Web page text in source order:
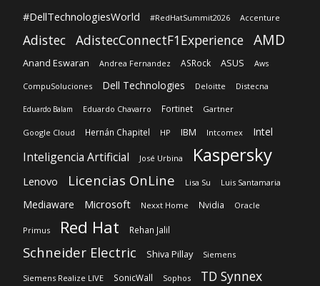
#DellTechnologiesWorld #RedHatSummit2026 Accenture
Adistec AdistecConnectF1Experience AMD
Anand Eswaran Andrea Fernandez ASRock ASUS Aws
CompuSoluciones Dell Technologies Deloitte Distecna
Eduardo Balam Eduardo Chavarro Fortinet Gartner
Google Cloud Hernán Chapitel HP IBM Intcomex Intel
Inteligencia Artificial José Urbina Kaspersky
Lenovo Licencias OnLine Lisa Su Luis Santamaria
Mediaware Microsoft Nexxt Home Nvidia Oracle
Primus Red Hat Rehan Jalil
Schneider Electric Shiva Pillay Siemens
Siemens Realize LIVE SonicWall Sophos TD Synnex